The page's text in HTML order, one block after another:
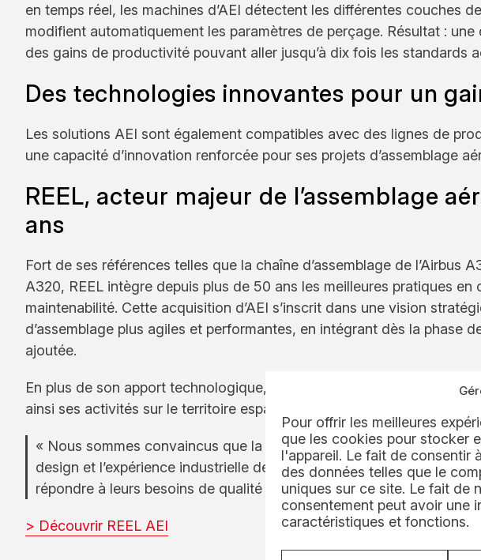
Pour offrir les meilleures
que les cookies pour stocker
l'appareil. Le fait de consentir
des données telles que le
uniques sur ce site. Le fait de
consentement peut avoir une
caractéristiques et fonctions.
en temps réel, les machines d’AEI détectent les différentes couches
modifient automatiquement les paramètres de perçage. Résultat :
des gains de productivité pouvant aller jusqu’à dix fois les standards
Des technologies innovantes pour un
Les solutions AEI sont également compatibles avec des lignes de
une capacité d’innovation renforcée pour ses projets d’assemblage
REEL, acteur majeur de l’assemblage
ans
Fort de ses références telles que la chaîne d’assemblage de l’Airbus
A320, REEL intègre depuis plus de 50 ans les meilleures pratiques
maintenabilité. Cette acquisition d’AEI s’inscrit dans une vision
d’assemblage plus agiles et performantes, en intégrant dès la phase
ajoutée.
En plus de son apport technologique, AEI devient un pilier du
ainsi ses activités sur le territoire espagnol.
« Nous sommes convaincus que la combinaison des technologies
design et l’expérience industrielle de REEL permettra de proposer
répondre à leurs besoins de qualité et de productivité. » Olivier
> Découvrir REEL AEI